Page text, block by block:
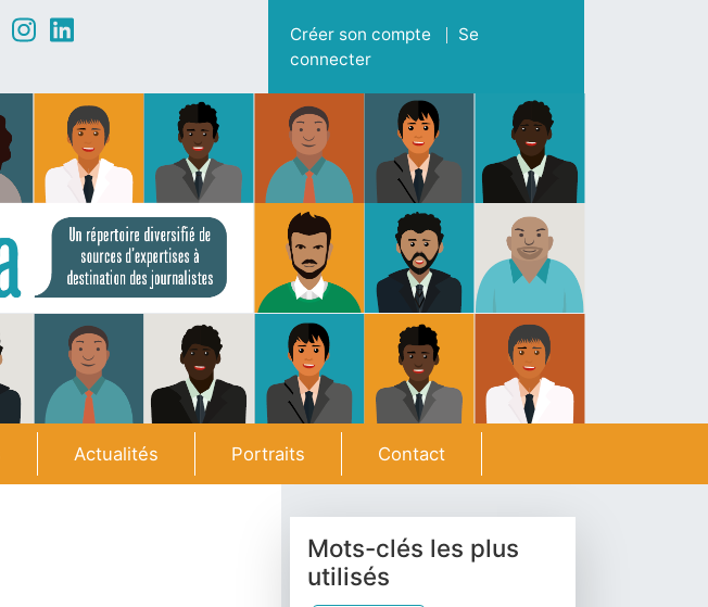
Menu du compte de l'utilisateur
Créer son compte
Se
connecter
Actualités Portraits Contact
Mots-clés les plus
utilisés